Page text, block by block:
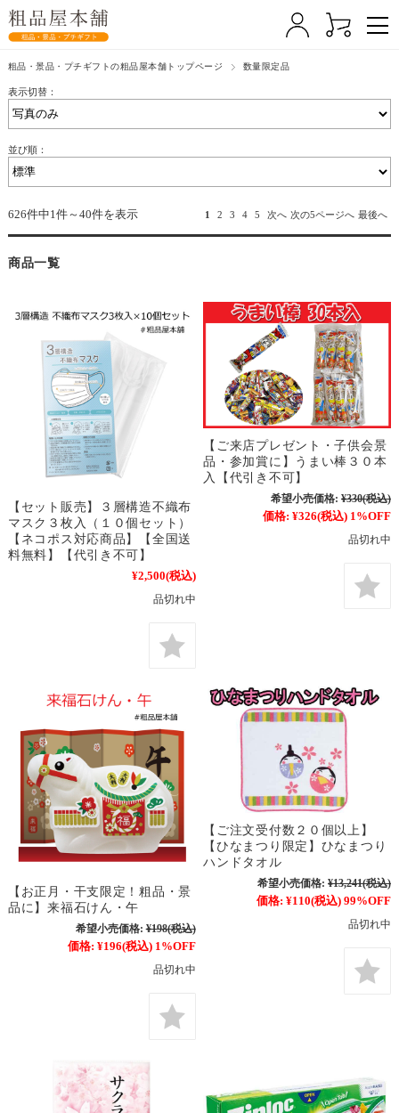
粗品・景品・プチギフトの粗品屋本舗トップページ 数量限定品
表示切替：
並び順：
626件中1件～40件を表示 1 2 3 4 5 次へ 次の5ページへ 最後へ
商品一覧
【セット販売】３層構造不織布
マスク３枚入（１０個セット）
【ネコポス対応商品】【全国送
料無料】【代引き不可】
¥2,500(税込)
品切れ中
【ご来店プレゼント・子供会景
品・参加賞に】うまい棒３０本
入【代引き不可】
希望小売価格: ¥330(税込)
価格: ¥326(税込) 1%OFF
品切れ中
【お正月・干支限定！粗品・景
品に】来福石けん・午
希望小売価格: ¥198(税込)
価格: ¥196(税込) 1%OFF
品切れ中
【ご注文受付数２０個以上】
【ひなまつり限定】ひなまつり
ハンドタオル
希望小売価格: ¥13,241(税込)
価格: ¥110(税込) 99%OFF
品切れ中